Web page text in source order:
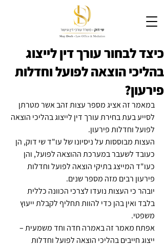
כיצד לבחור עורך דין לייצוג
בהליכי הוצאה לפועל וחדלות
פירעון?
במאמר זה אציג מספר עצות זהב אשר מטרתן
לסייע בעת בחירת עורך דין לייצוג בהליכי הוצאה
לפועל וחדלות פירעון.
העצות מבוססות על ניסיונו של עו"ד שי דוק, הן
כעובד לשעבר במערכת ההוצאה לפועל, והן
כעו"ד המייצג בתיקי הוצאה לפועל וחדלות
פירעון רבים מזה מספר שנים.
יובהר כי העצות נועדו לצרכי הכוונה כללית
בלבד ואין בהן כדי להוות תחליף לקבלת ייעוץ
משפטי.
אפתח מאמר זה באמרה חדה וחד משמעית –
ייצוג חייבים בהליכי הוצאה לפועל וחדלות